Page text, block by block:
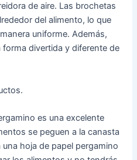
de aire. Las brochetas
del alimento, lo que
uniforme. Además,
divertida y diferente de
es una excelente
se peguen a la canasta
hoja de papel pergamino